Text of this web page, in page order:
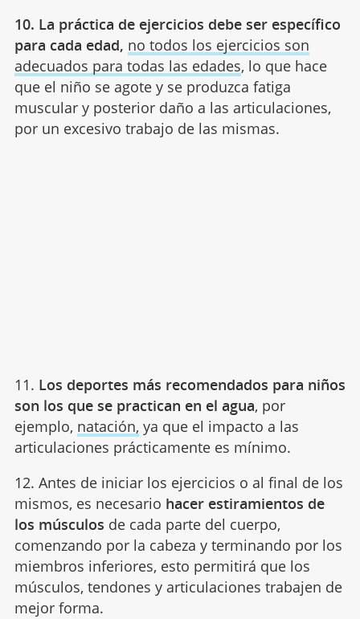
10. La práctica de ejercicios debe ser específico
para cada edad, no todos los ejercicios son
adecuados para todas las edades, lo que hace
que el niño se agote y se produzca fatiga
muscular y posterior daño a las articulaciones,
por un excesivo trabajo de las mismas.
11. Los deportes más recomendados para niños
son los que se practican en el agua, por
ejemplo, natación, ya que el impacto a las
articulaciones prácticamente es mínimo.
12. Antes de iniciar los ejercicios o al final de los
mismos, es necesario hacer estiramientos de
los músculos de cada parte del cuerpo,
comenzando por la cabeza y terminando por los
miembros inferiores, esto permitirá que los
músculos, tendones y articulaciones trabajen de
mejor forma.